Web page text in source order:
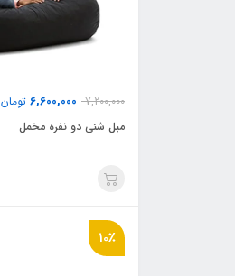
7,200,000
6,600,000 تومان
مبل شنی دو نفره مخمل
10٪